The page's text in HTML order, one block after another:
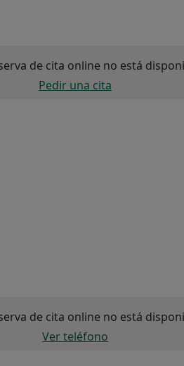
de cita online no está
Pedir una cita
de cita online no está
Ver teléfono